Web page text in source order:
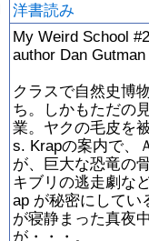
洋書読み
My Weird School
author Dan
クラスで自然史博
ち。しかもただの
業。ヤクの毛皮を
s. Krapの案内で、
が、巨大な恐竜の
キブリの逃走劇な
ap が秘密にしてい
が寝静まった真夜
が・・・。